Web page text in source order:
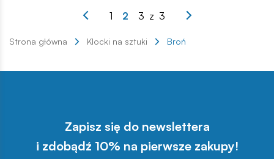
1 2 3 z 3
Strona główna Klocki na sztuki Broń
Zapisz się do newslettera
i zdobądź 10% na pierwsze zakupy!